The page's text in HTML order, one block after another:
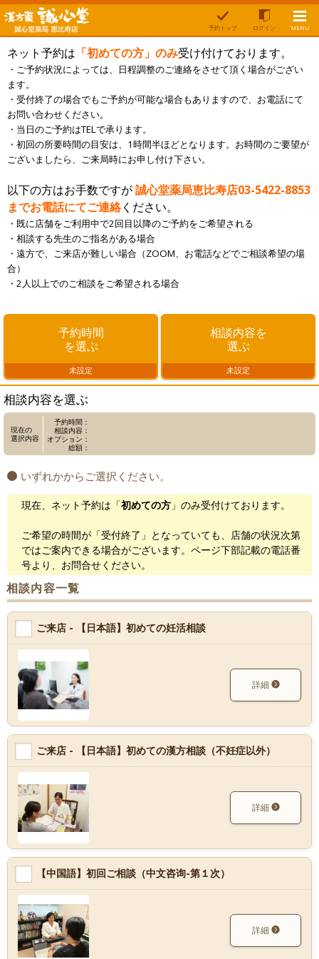
予約トップ ログイン MENU
ネット予約は 「初めての方」 のみ受け付けております。
・ご予約状況によっては、日程調整のご連絡をさせて頂く場合がござい
ます。
・受付終了の場合でもご予約が可能な場合もありますので、お電話にて
お問い合わせください。
・当日のご予約はTELで承ります。
・初回の所要時間の目安は、1時間半ほどとなります。お時間のご要望が
ございましたら、ご来局時にお申し付け下さい。
以下の方はお手数ですが誠心堂薬局恵比寿店03-5422-8853
までお電話にてご連絡ください。
・既に店舗をご利用中で2回目以降のご予約をご希望される
・相談する先生のご指名がある場合
・遠方で、ご来店が難しい場合（ZOOM、お電話などでご相談希望の場
合）
・2人以上でのご相談をご希望される場合
予約時間
を選ぶ
未設定
相談内容を
選ぶ
未設定
相談内容を選ぶ
現在の
選択内容
予約時間：
相談内容：
オプション：
総額：
いずれかからご選択ください。
現在、ネット予約は「初めての方 」のみ受付けております。
ご希望の時間が「受付終了」となっていても、店舗の状況次第
ではご案内できる場合がございます。ページ下部記載の電話番
号より、お問合せください。
相談内容一覧
ご来店 - 【日本語】初めての妊活相談
詳細
ご来店 - 【日本語】初めての漢方相談（不妊症以外）
詳細
【中国語】初回ご相談（中文咨询-第１次）
詳細